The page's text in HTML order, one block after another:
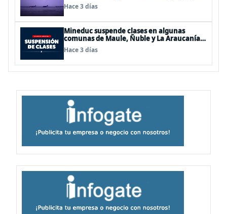
Hace 3 días
Mineduc suspende clases en algunas
comunas de Maule, Ñuble y La Araucanía
para este lunes
Hace 3 días